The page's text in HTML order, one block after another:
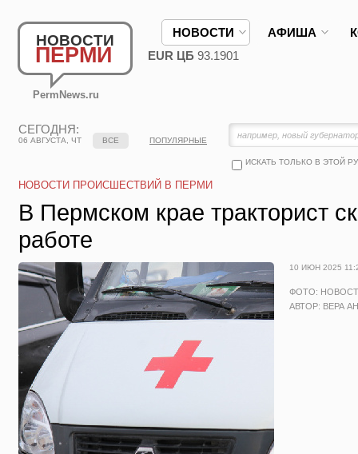
НОВОСТИ
ПЕРМИ
PermNews.ru
НОВОСТИ АФИША
EUR ЦБ 93.1901
СЕГОДНЯ:
06 АВГУСТА, ЧТ
ИСКАТЬ ТОЛЬКО В ЭТОЙ
ВСЕ ПОПУЛЯРНЫЕ
НОВОСТИ ПРОИСШЕСТВИЙ В ПЕРМИ
В Пермском крае тракторист
работе
10 ИЮН 2025
ФОТО:
АВТОР: ВЕРА